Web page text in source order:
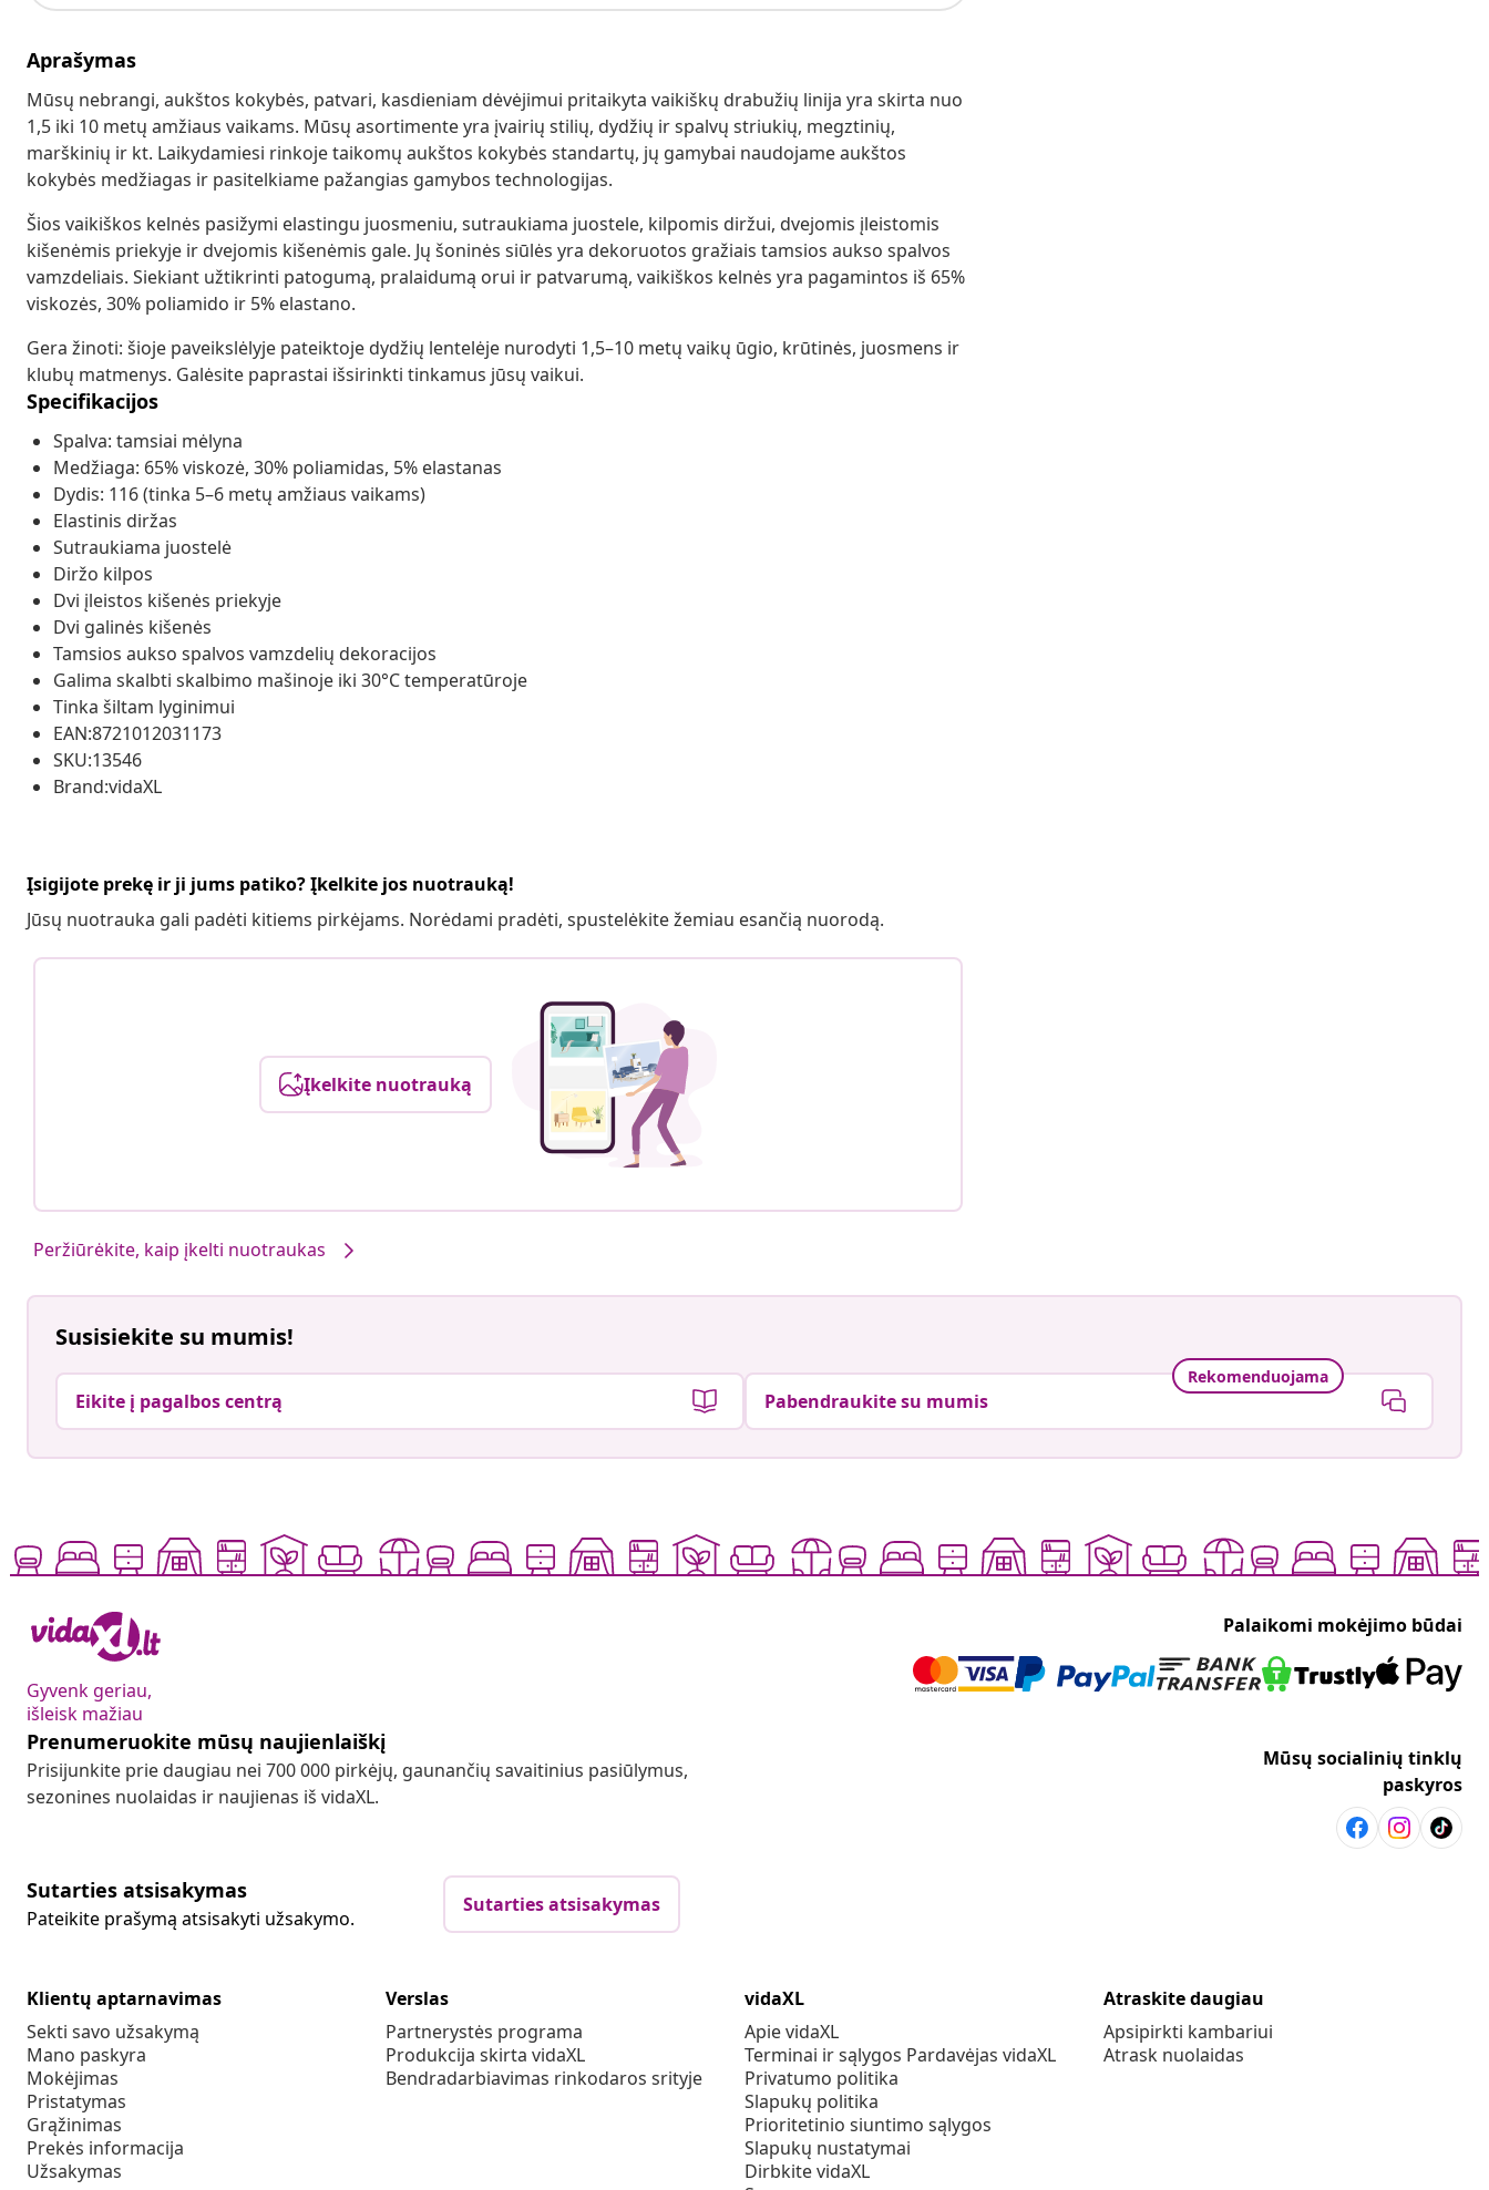
Aprašymas
Mūsų nebrangi, aukštos kokybės, patvari, kasdieniam dėvėjimui pritaikyta vaikiškų drabužių linija yra skirta nuo
1,5 iki 10 metų amžiaus vaikams. Mūsų asortimente yra įvairių stilių, dydžių ir spalvų striukių, megztinių,
marškinių ir kt. Laikydamiesi rinkoje taikomų aukštos kokybės standartų, jų gamybai naudojame aukštos
kokybės medžiagas ir pasitelkiame pažangias gamybos technologijas.
Šios vaikiškos kelnės pasižymi elastingu juosmeniu, sutraukiama juostele, kilpomis diržui, dvejomis įleistomis
kišenėmis priekyje ir dvejomis kišenėmis gale. Jų šoninės siūlės yra dekoruotos gražiais tamsios aukso spalvos
vamzdeliais. Siekiant užtikrinti patogumą, pralaidumą orui ir patvarumą, vaikiškos kelnės yra pagamintos iš 65%
viskozės, 30% poliamido ir 5% elastano.
Gera žinoti: šioje paveikslėlyje pateiktoje dydžių lentelėje nurodyti 1,5–10 metų vaikų ūgio, krūtinės, juosmens ir
klubų matmenys. Galėsite paprastai išsirinkti tinkamus jūsų vaikui.
Specifikacijos
Spalva: tamsiai mėlyna
Medžiaga: 65% viskozė, 30% poliamidas, 5% elastanas
Dydis: 116 (tinka 5–6 metų amžiaus vaikams)
Elastinis diržas
Sutraukiama juostelė
Diržo kilpos
Dvi įleistos kišenės priekyje
Dvi galinės kišenės
Tamsios aukso spalvos vamzdelių dekoracijos
Galima skalbti skalbimo mašinoje iki 30°C temperatūroje
Tinka šiltam lyginimui
EAN:8721012031173
SKU:13546
Brand:vidaXL
Įsigijote prekę ir ji jums patiko? Įkelkite jos nuotrauką!
Jūsų nuotrauka gali padėti kitiems pirkėjams. Norėdami pradėti, spustelėkite žemiau esančią nuorodą.
Įkelkite nuotrauką
Peržiūrėkite, kaip įkelti nuotraukas
Susisiekite su mumis!
Eikite į pagalbos centrą
Rekomenduojama
Pabendraukite su mumis
Gyvenk geriau,
išleisk mažiau
Palaikomi mokėjimo būdai
Prenumeruokite mūsų naujienlaiškį
Prisijunkite prie daugiau nei 700 000 pirkėjų, gaunančių savaitinius pasiūlymus,
sezonines nuolaidas ir naujienas iš vidaXL.
Mūsų socialinių tinklų
paskyros
Sutarties atsisakymas
Pateikite prašymą atsisakyti užsakymo.
Sutarties atsisakymas
Klientų aptarnavimas
Sekti savo užsakymą
Mano paskyra
Mokėjimas
Pristatymas
Grąžinimas
Prekės informacija
Užsakymas
Verslas
Partnerystės programa
Produkcija skirta vidaXL
Bendradarbiavimas rinkodaros srityje
vidaXL
Apie vidaXL
Terminai ir sąlygos Pardavėjas vidaXL
Privatumo politika
Slapukų politika
Prioritetinio siuntimo sąlygos
Slapukų nustatymai
Dirbkite vidaXL
Atraskite daugiau
Apsipirkti kambariui
Atrask nuolaidas